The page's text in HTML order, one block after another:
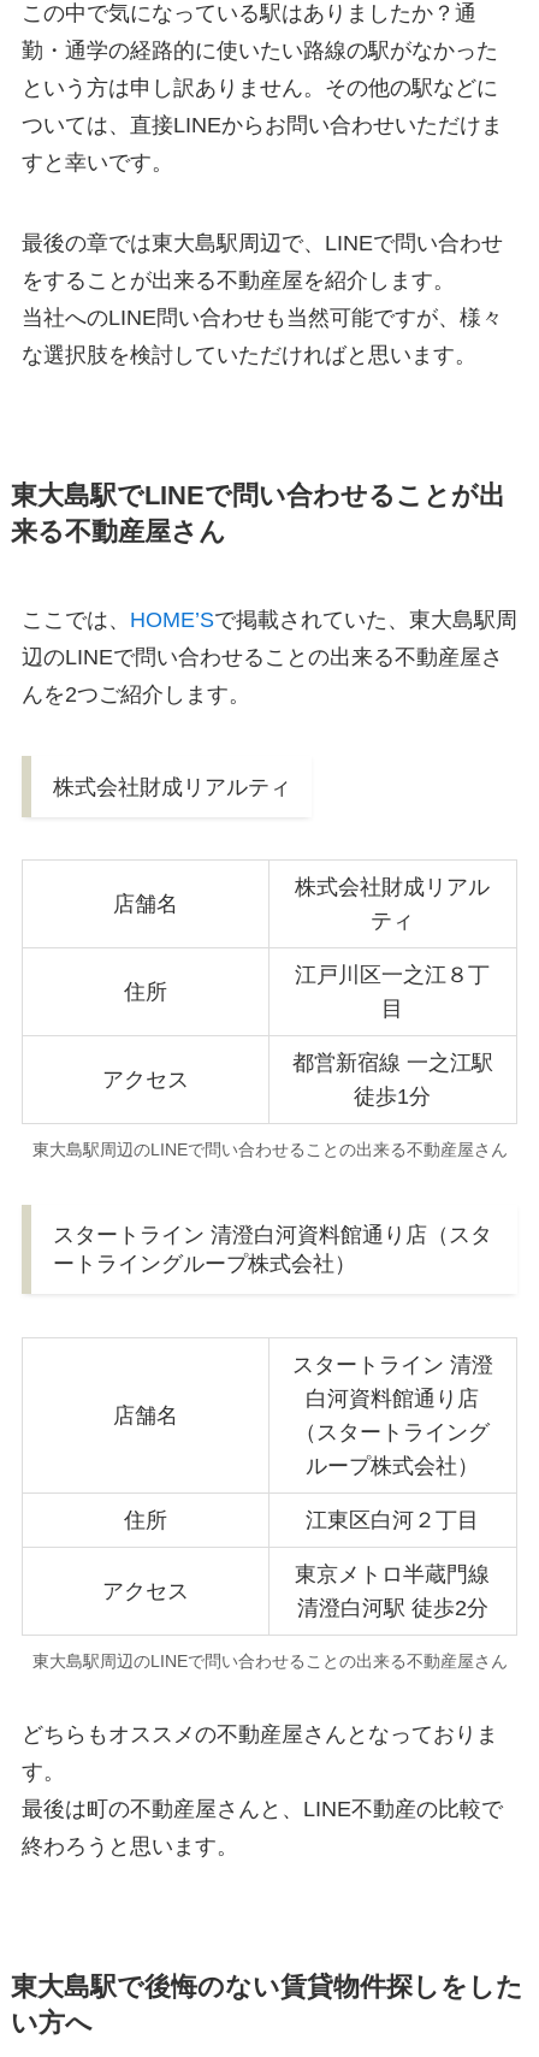
この中で気になっている駅はありましたか？通
勤・通学の経路的に使いたい路線の駅がなかった
という方は申し訳ありません。その他の駅などに
ついては、直接LINEからお問い合わせいただけま
すと幸いです。
最後の章では東大島駅周辺で、LINEで問い合わせ
をすることが出来る不動産屋を紹介します。
当社へのLINE問い合わせも当然可能ですが、様々
な選択肢を検討していただければと思います。
東大島駅でLINEで問い合わせることが出
来る不動産屋さん
ここでは、 HOME’Sで掲載されていた、東大島駅周
辺のLINEで問い合わせることの出来る不動産屋さ
んを2つご紹介します。
株式会社財成リアルティ
店舗名
株式会社財成リアル
ティ
住所
江戸川区一之江８丁
目
アクセス
都営新宿線 一之江駅
徒歩1分
東大島駅周辺のLINEで問い合わせることの出来る不動産屋さん
スタートライン 清澄白河資料館通り店（スタ
ートライングループ株式会社）
店舗名
スタートライン 清澄
白河資料館通り店
（スタートライング
ループ株式会社）
住所 江東区白河２丁目
アクセス
東京メトロ半蔵門線
清澄白河駅 徒歩2分
東大島駅周辺のLINEで問い合わせることの出来る不動産屋さん
どちらもオススメの不動産屋さんとなっておりま
す。
最後は町の不動産屋さんと、LINE不動産の比較で
終わろうと思います。
東大島駅で後悔のない賃貸物件探しをした
い方へ